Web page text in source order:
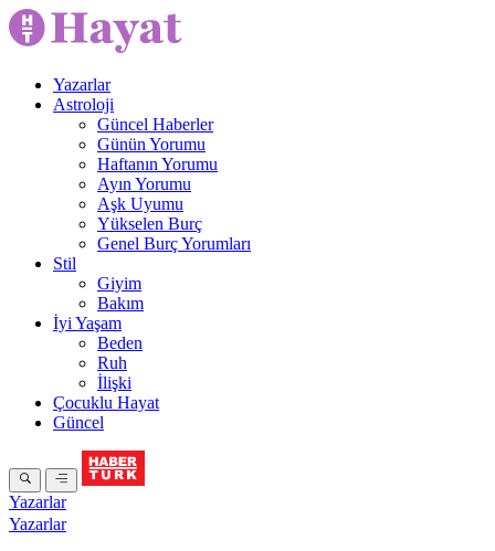
Yazarlar
Astroloji
Güncel Haberler
Günün Yorumu
Haftanın Yorumu
Ayın Yorumu
Aşk Uyumu
Yükselen Burç
Genel Burç Yorumları
Stil
Giyim
Bakım
İyi Yaşam
Beden
Ruh
İlişki
Çocuklu Hayat
Güncel
Yazarlar
Yazarlar